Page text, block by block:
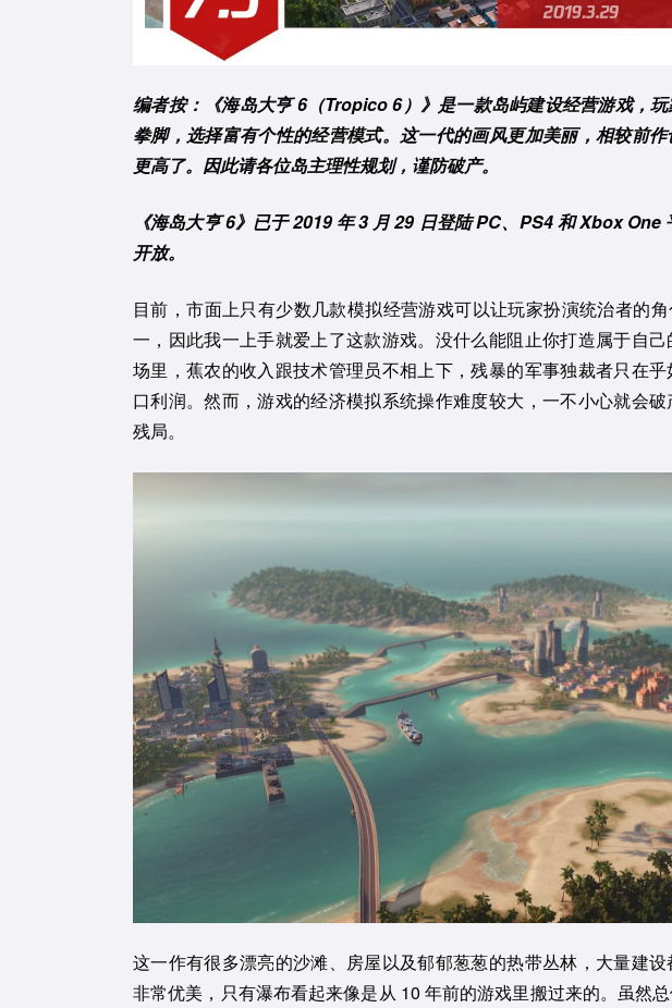
编者按：《海岛大亨 6（Tropico 6）》是一款岛屿建设经营游戏，
拳脚，选择富有个性的经营模式。这一代的画风更加美丽，相较前
更高了。因此请各位岛主理性规划，谨防破产。
《海岛大亨 6》已于 2019 年 3 月 29 日登陆 PC、PS4 和 Xbox
开放。
目前，市面上只有少数几款模拟经营游戏可以让玩家扮演统治者的
一，因此我一上手就爱上了这款游戏。没什么能阻止你打造属于自
场里，蕉农的收入跟技术管理员不相上下，残暴的军事独裁者只在
口利润。然而，游戏的经济模拟系统操作难度较大，一不小心就会
残局。
这一作有很多漂亮的沙滩、房屋以及郁郁葱葱的热带丛林，大量建
非常优美，只有瀑布看起来像是从 10 年前的游戏里搬过来的。虽然